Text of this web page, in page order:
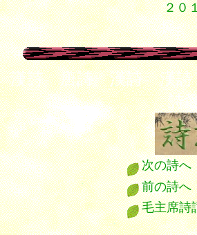
２０
～
詩 唐詩 漢詩 漢
詩
次の詩へ
前の詩へ
毛主席詩